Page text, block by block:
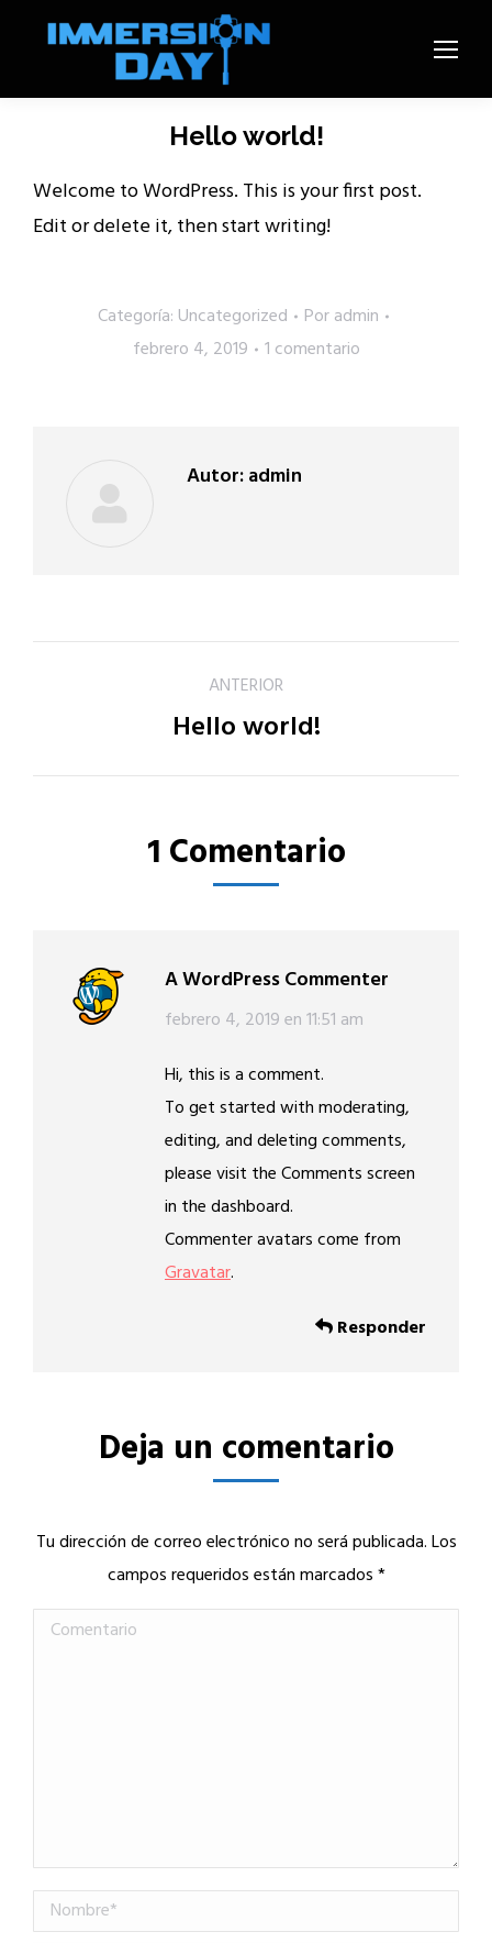
Buscar:
Hello world!
Welcome to WordPress. This is your first post.
Edit or delete it, then start writing!
Categoría: Uncategorized Poradmin
febrero 4, 2019
1 comentario
Autor:admin
Navegación
ANTERIOR
Publicación
Hello world!
1 Comentario
A WordPress Commenter
dice:
febrero 4, 2019 en 11:51 am
Hi, this is a comment.
To get started with moderating,
editing, and deleting comments,
please visit the Comments screen
in the dashboard.
Commenter avatars come from
Gravatar.
Responder
Deja un comentario
Tu dirección de correo electrónico no será publicada. Los
campos requeridos están marcados*
Comentario
Nombre *